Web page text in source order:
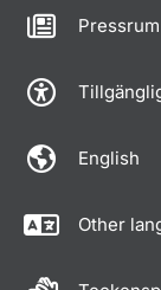
Pressrum
English
Other